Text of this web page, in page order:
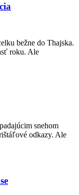
bežne do Thajska.
roku. Ale
snehom
odkazy. Ale